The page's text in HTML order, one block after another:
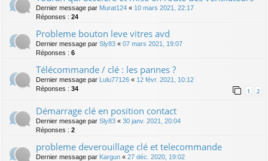
Dernier message par Murat124 « 10 mars 2021, 22:17
Réponses : 24
Probleme bouton leve vitres avd
Dernier message par Sly83 « 07 mars 2021, 19:07
Réponses : 6
Télécommande / clé : les pannes ?
Dernier message par Lulu77126 « 12 févr. 2021, 10:12
Réponses : 34 1 2
Démarrage clé en position contact
Dernier message par Sly83 « 30 janv. 2021, 20:04
Réponses : 2
probleme deverouillage clé et telecommande
Dernier message par Kargun « 27 déc. 2020, 19:02